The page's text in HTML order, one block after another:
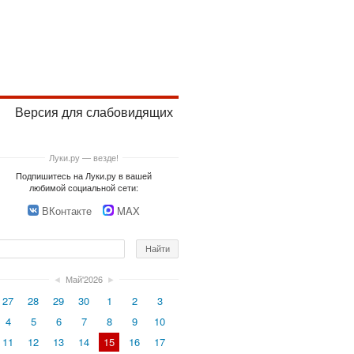
Версия для слабовидящих
Луки.ру — везде!
Подпишитесь на Луки.ру в вашей
любимой социальной сети:
ВКонтакте MAX
◄ Май'2026 ►
27 28 29 30 1 2
3
4
5 6 7 8 9
10
11
12 13 14 15 16 17